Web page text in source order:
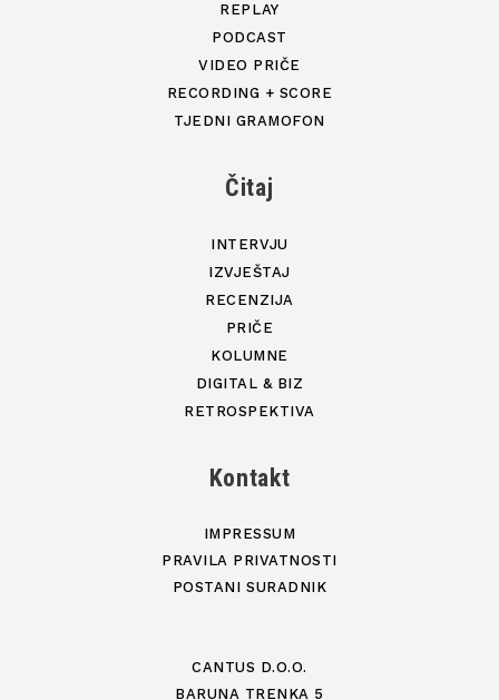
REPLAY
PODCAST
VIDEO PRIČE
RECORDING + SCORE
TJEDNI GRAMOFON
Čitaj
INTERVJU
IZVJEŠTAJ
RECENZIJA
PRIČE
KOLUMNE
DIGITAL & BIZ
RETROSPEKTIVA
Kontakt
IMPRESSUM
PRAVILA PRIVATNOSTI
POSTANI SURADNIK
CANTUS D.O.O.
BARUNA TRENKA 5